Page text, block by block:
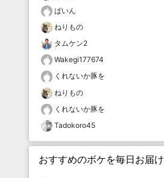
ぱいん
ねりもの
タムケン2
Wakegi177674
くれないか豚を
ねりもの
くれないか豚を
Tadokoro45
おすすめのボケを毎日お届け